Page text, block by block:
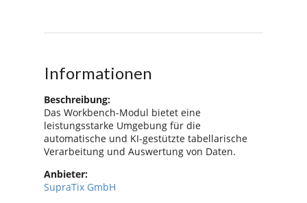
Informationen
Beschreibung:
Das Workbench-Modul bietet eine
leistungsstarke Umgebung für die
automatische und KI-gestützte tabellarische
Verarbeitung und Auswertung von Daten.
Anbieter:
SupraTix GmbH